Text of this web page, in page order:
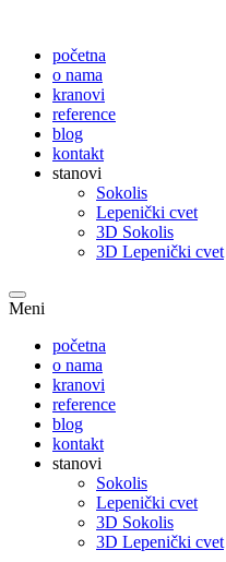
početna
o nama
kranovi
reference
blog
kontakt
stanovi
Sokolis
Lepenički cvet
3D Sokolis
3D Lepenički cvet
Meni
početna
o nama
kranovi
reference
blog
kontakt
stanovi
Sokolis
Lepenički cvet
3D Sokolis
3D Lepenički cvet